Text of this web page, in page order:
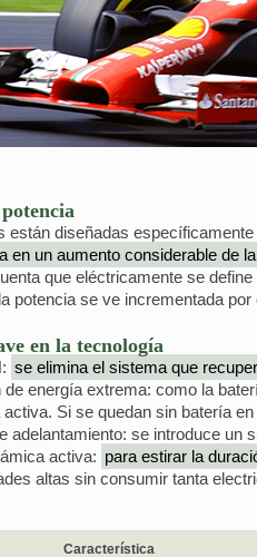
están diseñadas
en un aumento considerable de
que eléctricamente se
potencia se ve incrementada
en la tecnología
se elimina el sistema que
de energía extrema: como la
activa. Si se quedan sin batería
adelantamiento: se introduce un
activa: para estirar la
altas sin consumir tanta
Característica